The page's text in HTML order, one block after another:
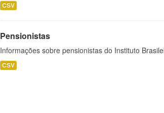
CSV
Pensionistas
Informações sobre pensionistas do Instituto
CSV